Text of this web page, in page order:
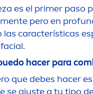
es el primer paso
mente pero en
las características
hacer para
que debes hacer
se ajuste a tu tipo